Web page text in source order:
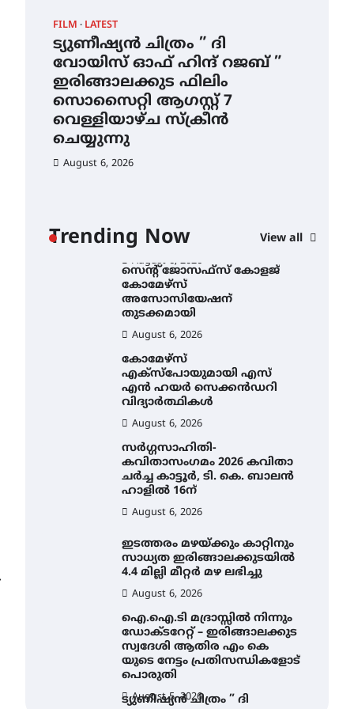
FILM LATEST
ട്യുണീഷ്യൻ ചിത്രം ” ദി
വോയിസ് ഓഫ് ഹിന്ദ് റജബ് ”
ഇരിങ്ങാലക്കുട ഫിലിം
സൊസൈറ്റി ആഗസ്റ്റ് 7
വെള്ളിയാഴ്ച സ്‌ക്രീൻ
ചെയ്യുന്നു
August 6, 2026
Trending Now View all
4.4 മില്ലി മീറ്റർ മഴ ലഭിച്ചു
August 6, 2026
ഐ.ഐ.ടി മദ്രാസ്സിൽ നിന്നും
ഡോക്ടറേറ്റ് – ഇരിങ്ങാലക്കുട
സ്വദേശി ആതിര എം കെ
യുടെ നേട്ടം പ്രതിസന്ധികളോട്
പൊരുതി
August 5, 2026
ട്യുണീഷ്യൻ ചിത്രം ” ദി
ചെയ്യുന്നു
August 6, 2026
സെന്റ് ജോസഫ്സ് കോളജ്
കോമേഴ്‌സ്
അസോസിയേഷന്
തുടക്കമായി
August 6, 2026
കോമേഴ്സ്
എക്സ്പോയുമായി എസ്
എൻ ഹയർ സെക്കൻഡറി
വിദ്യാർത്ഥികൾ
August 6, 2026
സർഗ്ഗസാഹിതി-
കവിതാസംഗമം 2026 കവിതാ
ചർച്ച കാട്ടൂർ, ടി. കെ. ബാലൻ
ഹാളിൽ 16ന്
August 6, 2026
ഇടത്തരം മഴയ്ക്കും കാറ്റിനും
സാധ്യത ഇരിങ്ങാലക്കുടയിൽ
4.4 മില്ലി മീറ്റർ മഴ ലഭിച്ചു
August 6, 2026
ഐ.ഐ.ടി മദ്രാസ്സിൽ നിന്നും
ഡോക്ടറേറ്റ് – ഇരിങ്ങാലക്കുട
സ്വദേശി ആതിര എം കെ
യുടെ നേട്ടം പ്രതിസന്ധികളോട്
പൊരുതി
August 5, 2026
ട്യുണീഷ്യൻ ചിത്രം ” ദി